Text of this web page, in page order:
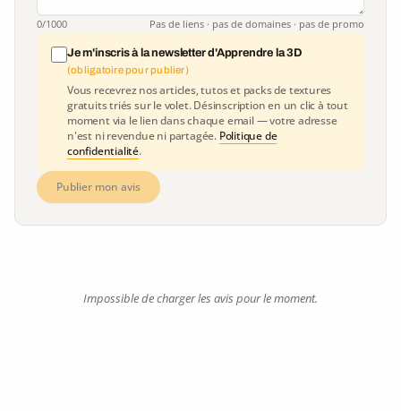
0/1000 Pas de liens · pas de domaines · pas de promo
Je m'inscris à la newsletter d'Apprendre la 3D
(obligatoire pour publier)
Vous recevrez nos articles, tutos et packs de textures
gratuits triés sur le volet. Désinscription en un clic à tout
moment via le lien dans chaque email — votre adresse
n'est ni revendue ni partagée. Politique de
confidentialité.
Publier mon avis
Impossible de charger les avis pour le moment.